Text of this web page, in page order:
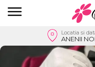
Locatia si
ANENII